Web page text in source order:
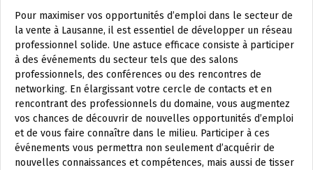
Pour maximiser vos opportunités d’emploi dans le secteur de
la vente à Lausanne, il est essentiel de développer un réseau
professionnel solide. Une astuce efficace consiste à participer
à des événements du secteur tels que des salons
professionnels, des conférences ou des rencontres de
networking. En élargissant votre cercle de contacts et en
rencontrant des professionnels du domaine, vous augmentez
vos chances de découvrir de nouvelles opportunités d’emploi
et de vous faire connaître dans le milieu. Participer à ces
événements vous permettra non seulement d’acquérir de
nouvelles connaissances et compétences, mais aussi de tisser